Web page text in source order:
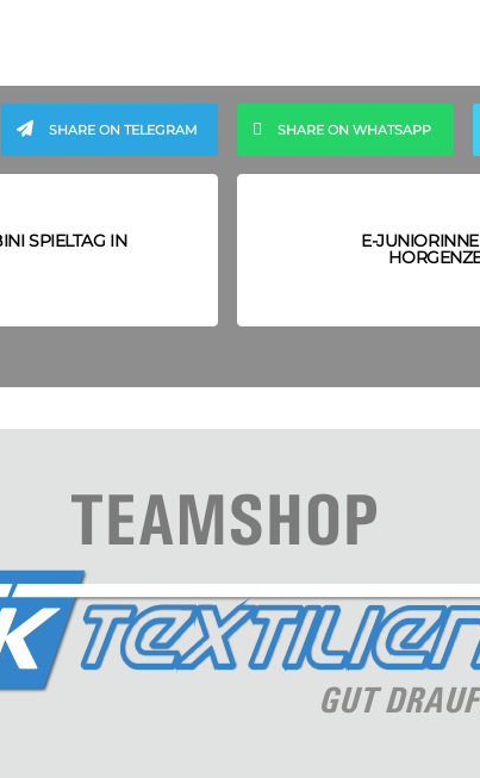
SHARE ON TELEGRAM SHARE ON WHATSAPP
SPIELTAG IN E-